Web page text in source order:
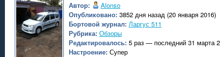
Автор:
Alonso
Опубликовано: 3852 дня назад (20 января 2016)
Бортовой журнал: Ларгус 511
Рубрика: Обзоры
Редактировалось: 5 раз — последний 31 марта
Настроение: Супер